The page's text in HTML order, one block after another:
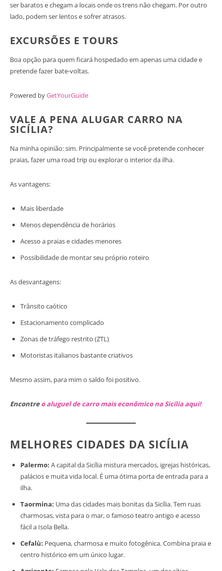
ser baratos e chegam a locais onde os trens não chegam. Por outro
lado, podem ser lentos e sofrer atrasos.
EXCURSÕES E TOURS
Boa opção para quem ficará hospedado em apenas uma cidade e
pretende fazer bate-voltas.
Powered byGetYourGuide
VALE A PENA ALUGAR CARRO NA
SICÍLIA?
Na minha opinião: sim. Principalmente se você pretende conhecer
praias, fazer uma road trip ou explorar o interior da ilha.
As vantagens:
Mais liberdade
Menos dependência de horários
Acesso a praias e cidades menores
Possibilidade de montar seu próprio roteiro
As desvantagens:
Trânsito caótico
Estacionamento complicado
Zonas de tráfego restrito (ZTL)
Motoristas italianos bastante criativos
Mesmo assim, para mim o saldo foi positivo.
Encontreo aluguel de carro mais econômico na Sicília aqui!
MELHORES CIDADES DA SICÍLIA
Palermo: A capital da Sicília mistura mercados, igrejas históricas,
palácios e muita vida local. É uma ótima porta de entrada para a
ilha.
Taormina: Uma das cidades mais bonitas da Sicília. Tem ruas
charmosas, vista para o mar, o famoso teatro antigo e acesso
fácil a Isola Bella.
Cefalù: Pequena, charmosa e muito fotogênica. Combina praia e
centro histórico em um único lugar.